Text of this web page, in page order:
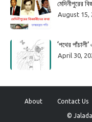
মেদিনীপুরের
August 15,
‘পথের
April 30,
About Contact Us
©